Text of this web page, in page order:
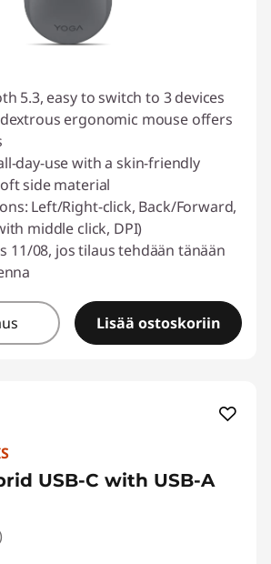
5.3, easy to switch to 3 devices
ergonomic mouse offers
day-use with a skin-friendly
side material
Left/Right-click, Back/Forward,
middle click, DPI)
11/08, jos tilaus tehdään tänään
Lisää ostoskoriin
USB-C with USB-A